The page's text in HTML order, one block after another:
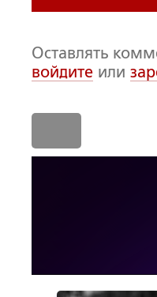
Оставлять
войдите или